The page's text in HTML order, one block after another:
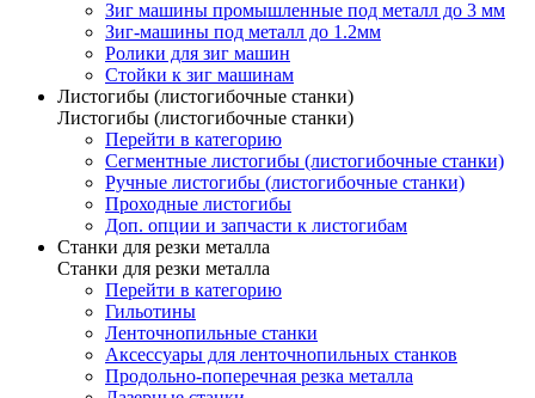
Зиг машины промышленные под металл до 3 мм
Зиг-машины под металл до 1.2мм
Ролики для зиг машин
Стойки к зиг машинам
Листогибы (листогибочные станки)
Листогибы (листогибочные станки)
Перейти в категорию
Сегментные листогибы (листогибочные станки)
Ручные листогибы (листогибочные станки)
Проходные листогибы
Доп. опции и запчасти к листогибам
Станки для резки металла
Станки для резки металла
Перейти в категорию
Гильотины
Ленточнопильные станки
Аксессуары для ленточнопильных станков
Продольно-поперечная резка металла